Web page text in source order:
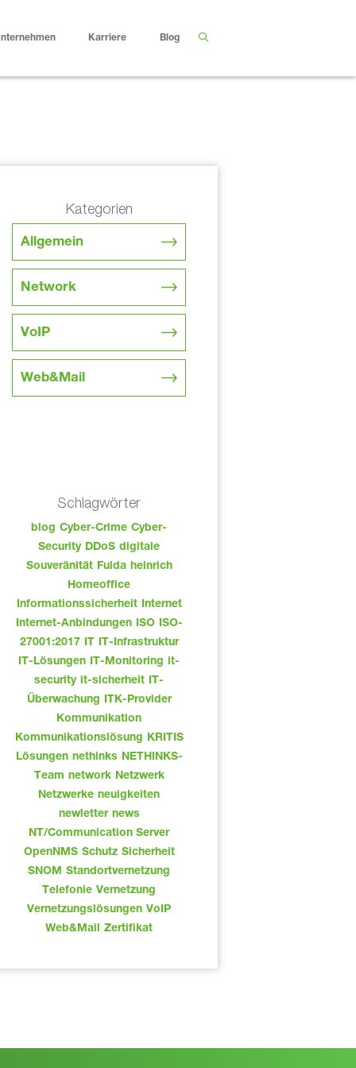
Karriere Blog
Kategorien
Allgemein
Network
VoIP
Web&Mail
Schlagwörter
blog Cyber-Crime Cyber-
Security DDoS digitale
Souveränität Fulda heinrich
Homeoffice
Informationssicherheit Internet
Internet-Anbindungen ISO ISO-
27001:2017 IT
IT-Infrastruktur
IT-Lösungen IT-Monitoring
it-
security it-sicherheit IT-
Überwachung
ITK-Provider
Kommunikation
Kommunikationslösung
KRITIS
Lösungen nethinks NETHINKS-
Team network Netzwerk
Netzwerke neuigkeiten
newletter news
NT/Communication Server
OpenNMS Schutz Sicherheit
SNOM Standortvernetzung
Telefonie Vernetzung
Vernetzungslösungen VoIP
Web&Mail Zertifikat